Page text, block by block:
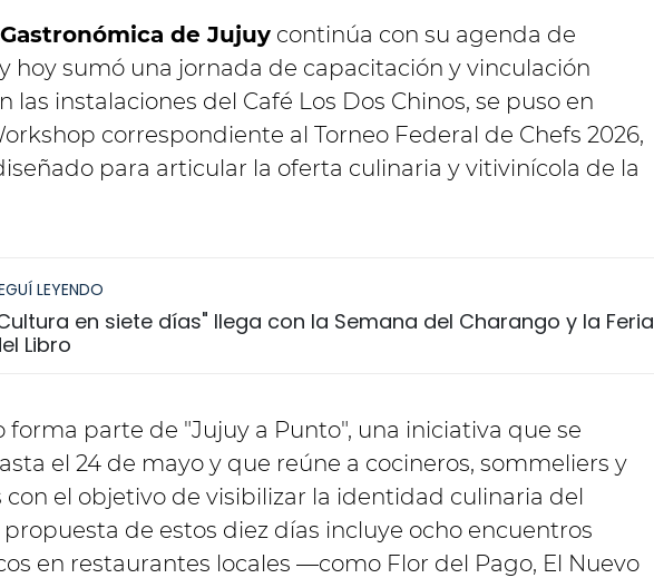
de Jujuy continúa con su agenda de
hoy sumó una jornada de capacitación y vinculación
las instalaciones del Café Los Dos Chinos, se puso en
correspondiente al Torneo Federal de Chefs 2026,
para articular la oferta culinaria y vitivinícola de la
LEYENDO
en siete días" llega con la Semana del Charango y la Feria
Libro
forma parte de "Jujuy a Punto", una iniciativa que se
el 24 de mayo y que reúne a cocineros, sommeliers y
el objetivo de visibilizar la identidad culinaria del
de estos diez días incluye ocho encuentros
en restaurantes locales —como Flor del Pago, El Nuevo